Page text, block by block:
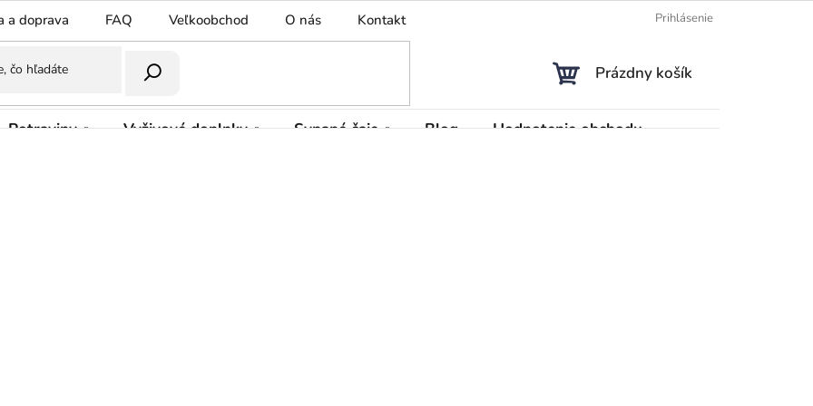
a doprava FAQ Veľkoobchod O nás Kontakt Prihlásenie
NÁKUPNÝ
Prázdny košík
Potraviny Vyživové doplnky Sypané čaje Blog Hodnotenie obchodu